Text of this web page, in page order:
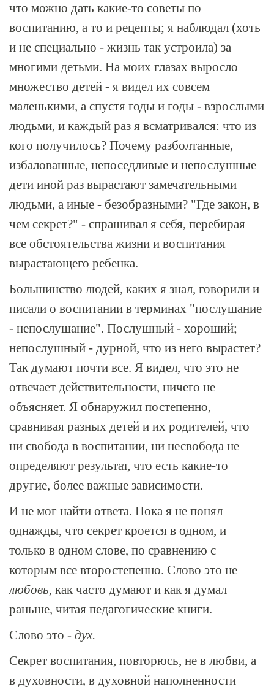
что можно дать какие-то советы по
воспитанию, а то и рецепты; я наблюдал (хоть
и не специально - жизнь так устроила) за
многими детьми. На моих глазах выросло
множество детей - я видел их совсем
маленькими, а спустя годы и годы - взрослыми
людьми, и каждый раз я всматривался: что из
кого получилось? Почему разболтанные,
избалованные, непоседливые и непослушные
дети иной раз вырастают замечательными
людьми, а иные - безобразными? "Где закон, в
чем секрет?" - спрашивал я себя, перебирая
все обстоятельства жизни и воспитания
вырастающего ребенка.
Большинство людей, каких я знал, говорили и
писали о воспитании в терминах "послушание
- непослушание". Послушный - хороший;
непослушный - дурной, что из него вырастет?
Так думают почти все. Я видел, что это не
отвечает действительности, ничего не
объясняет. Я обнаружил постепенно,
сравнивая разных детей и их родителей, что
ни свобода в воспитании, ни несвобода не
определяют результат, что есть какие-то
другие, более важные зависимости.
И не мог найти ответа. Пока я не понял
однажды, что секрет кроется в одном, и
только в одном слове, по сравнению с
которым все второстепенно. Слово это не
любовь, как часто думают и как я думал
раньше, читая педагогические книги.
Слово это - дух.
Секрет воспитания, повторюсь, не в любви, а
в духовности, в духовной наполненности